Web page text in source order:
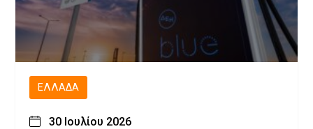
ΕΛΛΆΔΑ
30 Ιουλίου 2026